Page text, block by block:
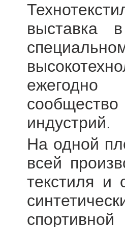
выставка
ежегодно
индустрий.
На одной
всей
текстиля и